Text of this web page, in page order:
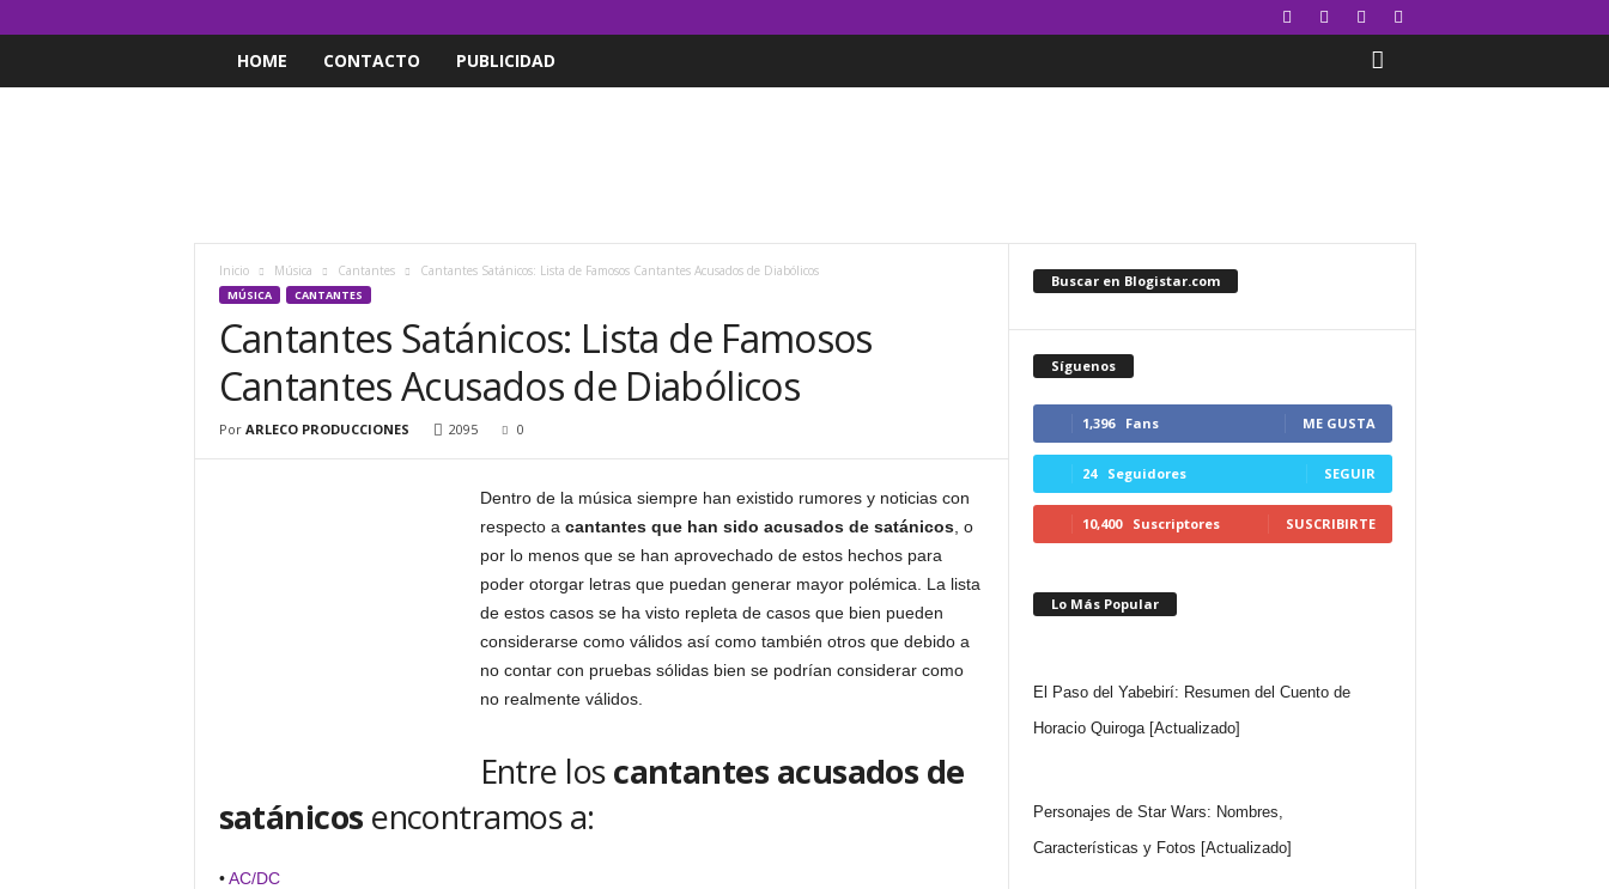
HOME CONTACTO PUBLICIDAD
Inicio Música Cantantes Cantantes Satánicos: Lista de Famosos Cantantes Acusados de Diabólicos
MÚSICA CANTANTES
Cantantes Satánicos: Lista de Famosos
Cantantes Acusados de Diabólicos
Por ARLECO PRODUCCIONES 2095 0
Dentro de la música siempre han existido rumores y noticias con
respecto a cantantes que han sido acusados de satánicos, o
por lo menos que se han aprovechado de estos hechos para
poder otorgar letras que puedan generar mayor polémica. La lista
de estos casos se ha visto repleta de casos que bien pueden
considerarse como válidos así como también otros que debido a
no contar con pruebas sólidas bien se podrían considerar como
no realmente válidos.
Entre loscantantes acusados de
satánicos encontramos a:
•AC/DC
Buscar en Blogistar.com
Síguenos
1,396 Fans ME GUSTA
24 Seguidores SEGUIR
10,400 Suscriptores SUSCRIBIRTE
Lo Más Popular
El Paso del Yabebirí: Resumen del Cuento de
Horacio Quiroga [Actualizado]
Personajes de Star Wars: Nombres,
Características y Fotos [Actualizado]